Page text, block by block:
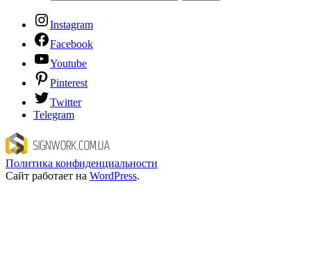
Instagram
Facebook
Youtube
Pinterest
Twitter
Telegram
Политика конфиденциальности
Сайт работает на WordPress.